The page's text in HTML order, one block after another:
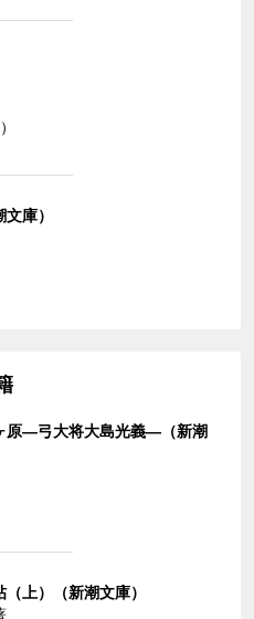
庫）
原―弓大将大島光義―（新潮
上）（新潮文庫）